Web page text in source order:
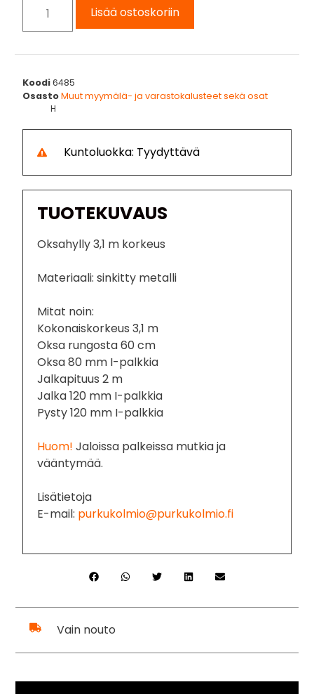
Lisää ostoskoriin
Koodi6485
OsastoMuut myymälä- ja varastokalusteet sekä osat
H
Kuntoluokka: Tyydyttävä
TUOTEKUVAUS
Oksahylly 3,1 m korkeus
Materiaali: sinkitty metalli
Mitat noin:
Kokonaiskorkeus 3,1 m
Oksa rungosta 60 cm
Oksa 80 mm I-palkkia
Jalkapituus 2 m
Jalka 120 mm I-palkkia
Pysty 120 mm I-palkkia
Huom! Jaloissa palkeissa mutkia ja
vääntymää.
Lisätietoja
E-mail: purkukolmio@purkukolmio.fi
Vain nouto